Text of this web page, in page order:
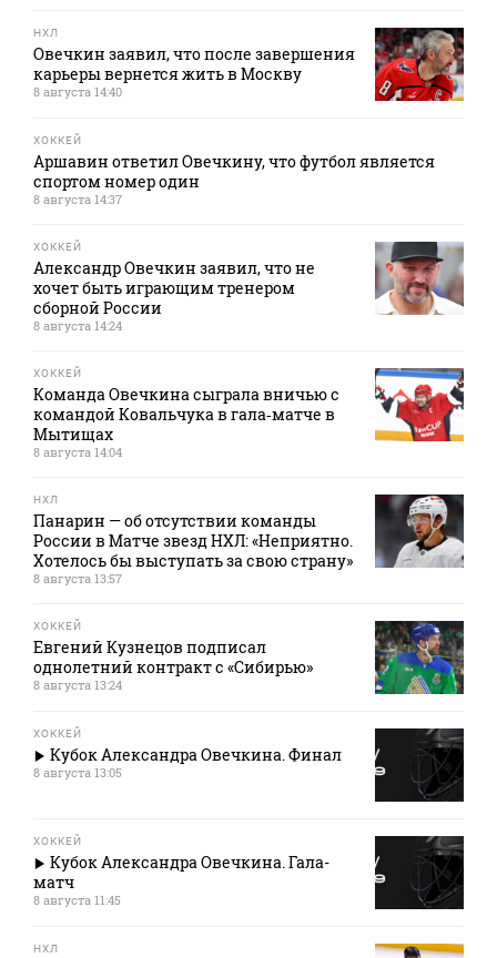
НХЛ
Овечкин заявил, что после завершения
карьеры вернется жить в Москву
8 августа 14:40
ХОККЕЙ
Аршавин ответил Овечкину, что футбол является
спортом номер один
8 августа 14:37
ХОККЕЙ
Александр Овечкин заявил, что не
хочет быть играющим тренером
сборной России
8 августа 14:24
ХОККЕЙ
Команда Овечкина сыграла вничью с
командой Ковальчука в гала‑матче в
Мытищах
8 августа 14:04
НХЛ
Панарин — об отсутствии команды
России в Матче звезд НХЛ: «Неприятно.
Хотелось бы выступать за свою страну»
8 августа 13:57
ХОККЕЙ
Евгений Кузнецов подписал
однолетний контракт с «Сибирью»
8 августа 13:24
ХОККЕЙ
Кубок Александра Овечкина. Финал
8 августа 13:05
ХОККЕЙ
Кубок Александра Овечкина. Гала-
матч
8 августа 11:45
НХЛ